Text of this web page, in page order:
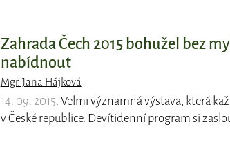
Zahrada Čech 2015 bohužel bez
nabídnout
Mgr. Jana Hájková
14. 09. 2015: Velmi významná výstava, která
v České republice. Devítidenní program si